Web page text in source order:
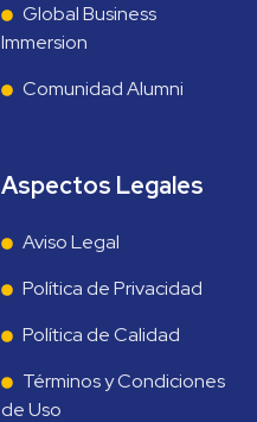
Global Business
Immersion
Comunidad Alumni
Aspectos Legales
Aviso Legal
Política de Privacidad
Política de Calidad
Términos y Condiciones
de Uso